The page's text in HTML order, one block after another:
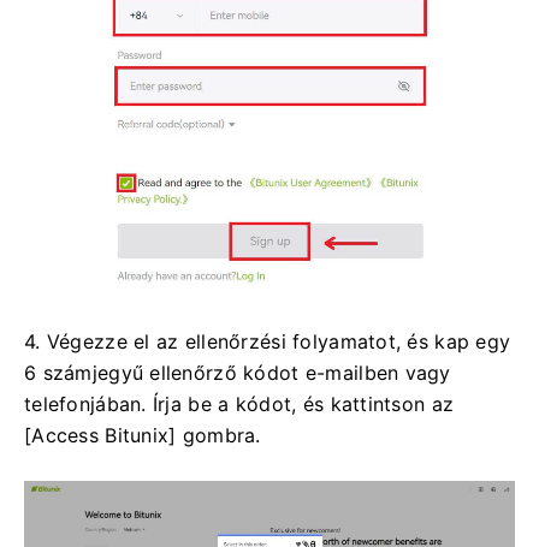
4. Végezze el az ellenőrzési folyamatot, és kap egy
6 számjegyű ellenőrző kódot e-mailben vagy
telefonjában. Írja be a kódot, és kattintson az
[Access Bitunix] gombra.